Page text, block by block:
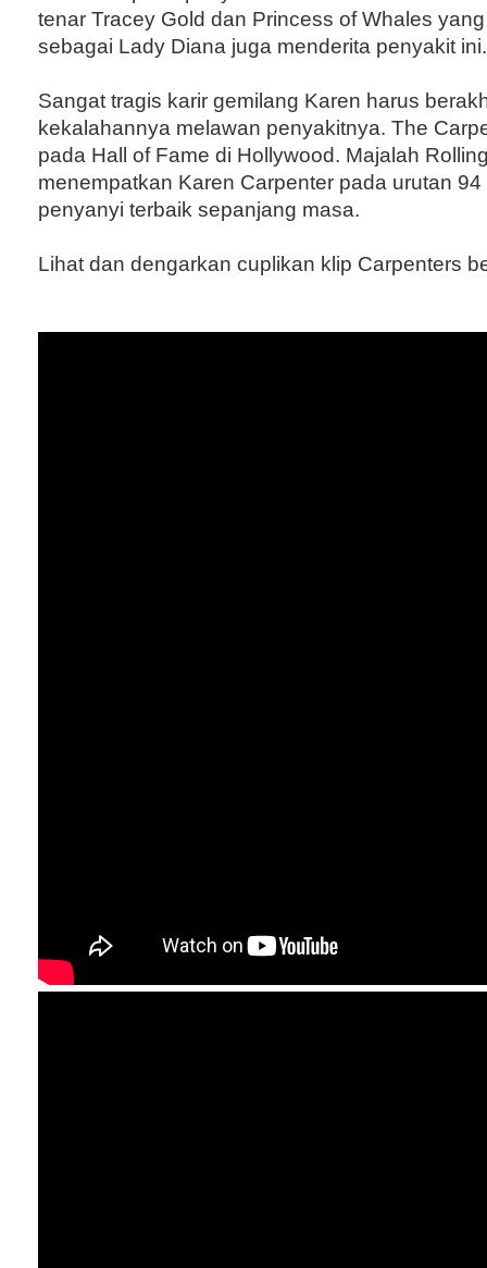
tenar Tracey Gold dan Princess of Whales
sebagai Lady Diana juga menderita penyakit ini.
Sangat tragis karir gemilang Karen harus
kekalahannya melawan penyakitnya. The
pada Hall of Fame di Hollywood. Majalah
menempatkan Karen Carpenter pada urutan
penyanyi terbaik sepanjang masa.
Lihat dan dengarkan cuplikan klip Carpenters